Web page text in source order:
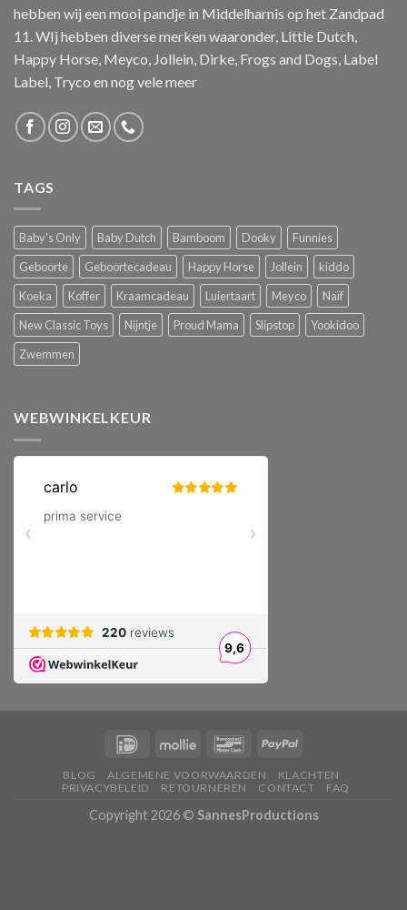
hebben wij een mooi pandje in Middelharnis op het Zandpad
11. WIj hebben diverse merken waaronder, Little Dutch,
Happy Horse, Meyco, Jollein, Dirke, Frogs and Dogs, Label
Label, Tryco en nog vele meer
TAGS
Baby's Only Baby Dutch Bamboom Dooky
Funnies
Geboorte
Geboortecadeau Happy Horse Jollein
kiddo
Koeka
Koffer Kraamcadeau Luiertaart Meyco
Naïf
New Classic Toys
Nijntje Proud Mama Slipstop
Yookidoo
Zwemmen
WEBWINKELKEUR
BLOG ALGEMENE VOORWAARDEN
KLACHTEN
PRIVACYBELEID
RETOURNEREN CONTACT FAQ
Copyright 2026 © SannesProductions